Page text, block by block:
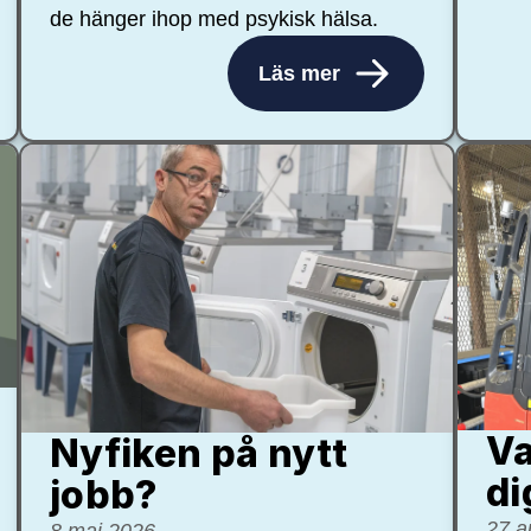
de hänger ihop med psykisk hälsa.
Läs mer
Nyfiken på nytt
jobb?